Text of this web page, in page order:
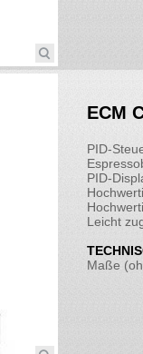
ECM
PID-
PID-
Leicht
Maße